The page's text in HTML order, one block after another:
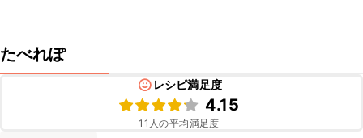
たべれぽ
レシピ満足度
4.15
11 人の平均満足度